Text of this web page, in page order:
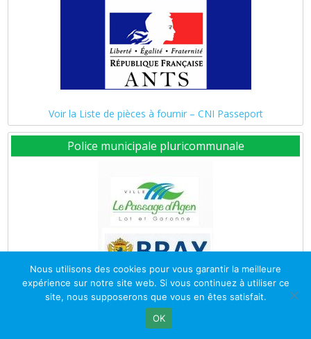
Voir la Liste de pièces à fournir – CNI Passeport
Police municipale pluricommunale
Nous utilisons des cookies pour vous garantir la meilleure
expérience sur notre site web. Si vous continuez à utiliser ce
site, nous supposerons que vous en êtes satisfait.
OK